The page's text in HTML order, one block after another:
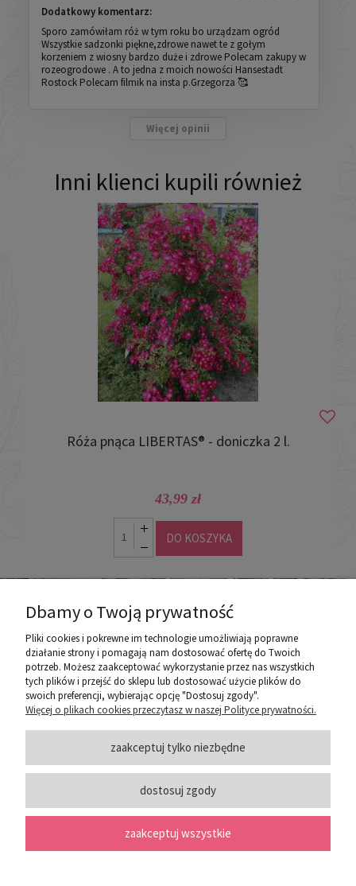
Dodatkowy komentarz:
Sporo zamówiłam róż w tym roku bo urządzam ogród
Wszystkie sadzonki piękne,zdrowe nawet te z gołym
korzeniem z wiosny bardzo duże i zdrowe Polecam zakupy w
rozeogrodowe . A to jedna z moich nowości Hansestadt
Rostock Polecam filmik na insta p.Grzegorza 🥰
Więcej opinii
Inni klienci kupili również
Róża pnąca LIBERTAS® - doniczka 2 l.
43,99 zł
DO KOSZYKA
poznaj ROZEOGRODOWE.PL
ZASADY SPRZEDAŻY
PORADY
SOCIAL MEDIA
Dbamy o Twoją prywatność
Pliki cookies i pokrewne im technologie umożliwiają poprawne
działanie strony i pomagają nam dostosować ofertę do Twoich
potrzeb. Możesz zaakceptować wykorzystanie przez nas wszystkich
tych plików i przejść do sklepu lub dostosować użycie plików do
swoich preferencji, wybierając opcję "Dostosuj zgody".
Więcej o plikach cookies przeczytasz w naszej Polityce prywatności.
zaakceptuj tylko niezbędne
dostosuj zgody
zaakceptuj wszystkie